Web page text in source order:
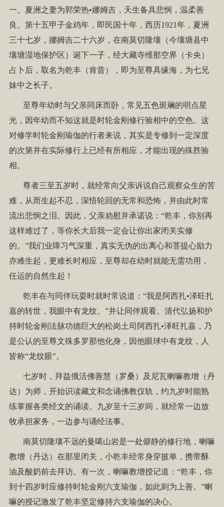
一。夏洲之妻为郭荣热•娜姆吉，天生备具悲悯，温柔善
良。第十五甲子金鸡年，即民国十年，西历1921年，夏洲
三十七岁，娜姆吉二十六岁，在南莫切隆壤（今壤塘县中
壤塘湿地保护区）诞下一子，经大藏寺维那空界（卡央）
占卜后，取名为乾丰（肯昔），即为至尊具缘海，为七兄
妹中之长子。
至尊年幼时与父亲同床而卧，常见五色斑斓的明点星
光，因年幼而不知这就是时轮金刚修行验相中的空色。这
对修学时轮金刚瑜伽的行者来说，其实是专修到一定深度
的次第并在实际修行上已经有所相应，才能出现的殊胜验
相。
尊者三至五岁时，就经常向父亲诉说自己观察众生的苦
难，从而生起不忍，深悟轮回的无常和恐怖，并由此时常
流出悲悯之泪。因此，父亲劝慰并承诺说：“乾丰，你别再
这样难过了，等你长大后我一定会让你出家闭关实修
的。”我们业障习气深重，真实无伪的出离心和菩提心励力
亦难生起，更难长时相应，至尊却在幼时就能无需功用，
任运的自然生起！
乾丰在与同伴玩耍时就时常说道：“我是阿西扎•泽旺扎
嘉的转世，我眼中有龙纹。”并让同伴观看。清代弘扬和护
持时轮金刚法脉功德巨大的松岗土司阿西扎•泽旺扎嘉，乃
是公认的至尊文殊多罗那他化身，因他眼球中有龙纹，人
皆称“龙纹眼”。
七岁时，拜益俄活佛善慧（罗桑）及尼瓦喇嘛教增（丹
达）为师，开始识读藏文和念诵佛教仪轨，约九岁时能熟
练掌握各类经文的诵读。九岁至十三岁间，就经常一边放
牧承担家务，一边参与诵经法事。
南莫切隆壤不远的曼噶山岩是一处僻静的修行地，喇嘛
教增（丹达）在那里闭关，小乾丰经常身穿披单，携带酥
油及酸奶前去拜访。有一次，喇嘛教增授记道：“乾丰，你
到十四岁时应修持时轮金刚六支瑜伽，如此则为上善。”喇
嘛的授记激发了乾丰坚定修持六支瑜伽的决心。